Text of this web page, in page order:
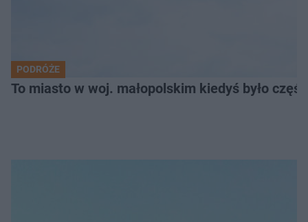
PODRÓŻE
To miasto w woj. małopolskim kiedyś było